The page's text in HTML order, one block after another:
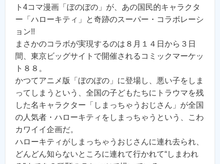
ト4コマ漫画「ぼのぼの」が、あの国民的キャラクタ
ー「ハローキティ」と奇跡のスーパー・コラボレーシ
ョン!!
まさかのコラボが実現するのは８月１４日から３日
間、東京ビッグサイトで開催されるコミックマーケッ
ト８８。
かつてアニメ版「ぼのぼの」に登場し、悪い子をしま
ってしまうという、全国の子どもたちにトラウマを残
した名キャラクター「しまっちゃうおじさん」が全国
の人気者・ハローキティをしまっちゃうという、こわ
カワイイ企画だ。
ハローキティがしまっちゃうおじさんに連れ去られ、
どんどん知らないところに連れて行かれて“しまわれ